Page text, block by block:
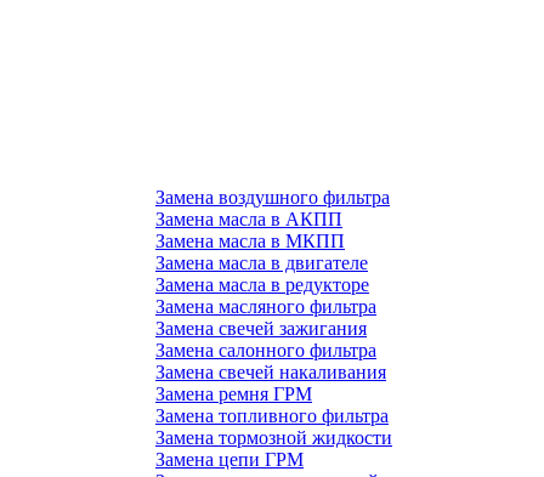
Замена воздушного фильтра
Замена масла в АКПП
Замена масла в МКПП
Замена масла в двигателе
Замена масла в редукторе
Замена масляного фильтра
Замена свечей зажигания
Замена салонного фильтра
Замена свечей накаливания
Замена ремня ГРМ
Замена топливного фильтра
Замена тормозной жидкости
Замена цепи ГРМ